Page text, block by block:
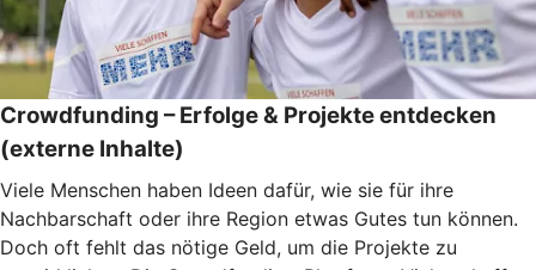
Crowdfunding – Erfolge & Projekte entdecken
(externe Inhalte)
Viele Menschen haben Ideen dafür, wie sie für ihre
Nachbarschaft oder ihre Region etwas Gutes tun können.
Doch oft fehlt das nötige Geld, um die Projekte zu